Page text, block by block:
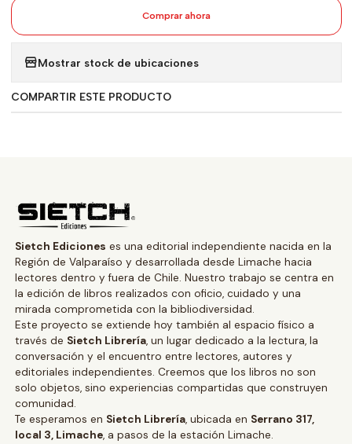
Comprar ahora
Mostrar stock de ubicaciones
COMPARTIR ESTE PRODUCTO
Sietch Ediciones es una editorial independiente nacida en la
Región de Valparaíso y desarrollada desde Limache hacia
lectores dentro y fuera de Chile. Nuestro trabajo se centra en
la edición de libros realizados con oficio, cuidado y una
mirada comprometida con la bibliodiversidad.
Este proyecto se extiende hoy también al espacio físico a
través de Sietch Librería, un lugar dedicado a la lectura, la
conversación y el encuentro entre lectores, autores y
editoriales independientes. Creemos que los libros no son
solo objetos, sino experiencias compartidas que construyen
comunidad.
Te esperamos en Sietch Librería, ubicada en Serrano 317,
local 3, Limache, a pasos de la estación Limache.